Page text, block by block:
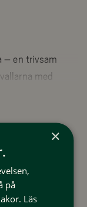
– en trivsam
med
vilket gör
vistelser
×
på
Läs